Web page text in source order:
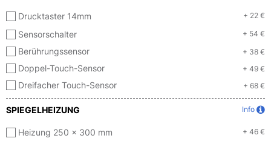
Drucktaster 14mm + 22 €
Sensorschalter + 54 €
Berührungssensor + 38 €
Doppel-Touch-Sensor + 49 €
Dreifacher Touch-Sensor + 68 €
SPIEGELHEIZUNG Info
Heizung 250 x 300 mm + 46 €